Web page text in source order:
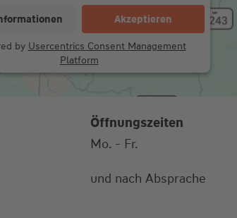
Akzeptieren
by Usercentrics Consent Management
Platform
Öffnungszeiten
Mo. - Fr.
und nach Absprache